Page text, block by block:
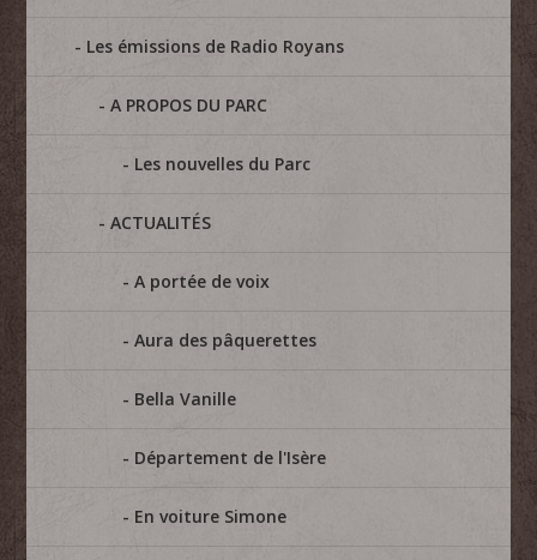
Les émissions de Radio Royans
A PROPOS DU PARC
Les nouvelles du Parc
ACTUALITÉS
A portée de voix
Aura des pâquerettes
Bella Vanille
Département de l'Isère
En voiture Simone